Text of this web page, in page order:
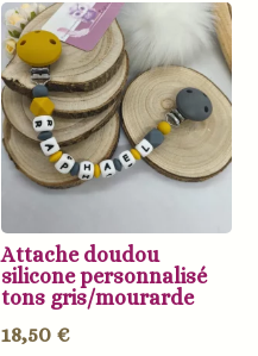
Attache doudou
silicone personnalisé
tons gris/mourarde
18,50 €